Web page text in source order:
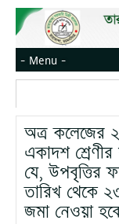
অত্র কলেজের
একাদশ শ্রেণীর
যে, উপবৃত্তির
তারিখ থেকে
জমা নেওয়া